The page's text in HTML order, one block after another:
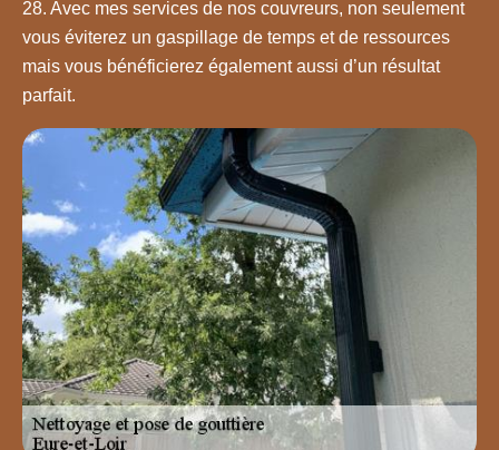
28. Avec mes services de nos couvreurs, non seulement
vous éviterez un gaspillage de temps et de ressources
mais vous bénéficierez également aussi d’un résultat
parfait.